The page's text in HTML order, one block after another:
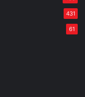
431
61